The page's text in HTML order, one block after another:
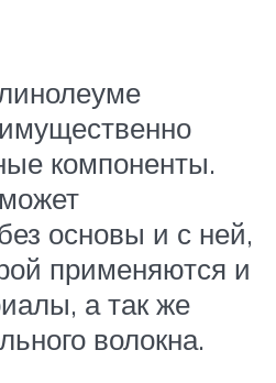
компоненты.
основы и с ней,
применяются и
а так же
волокна.